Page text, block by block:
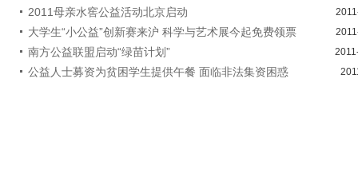
2011母亲水窖公益活动北京启动
大学生“小公益”创新赛来沪 科学与艺术展今起免费领票
南方公益联盟启动“绿苗计划”
公益人士募资为贫困学生提供午餐 面临非法集资困惑